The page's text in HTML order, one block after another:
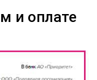
и оплате